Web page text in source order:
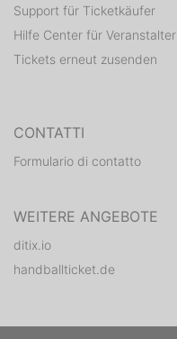
Support für Ticketkäufer
Hilfe Center für Veranstalter
Tickets erneut zusenden
CONTATTI
Formulario di contatto
WEITERE ANGEBOTE
ditix.io
handballticket.de